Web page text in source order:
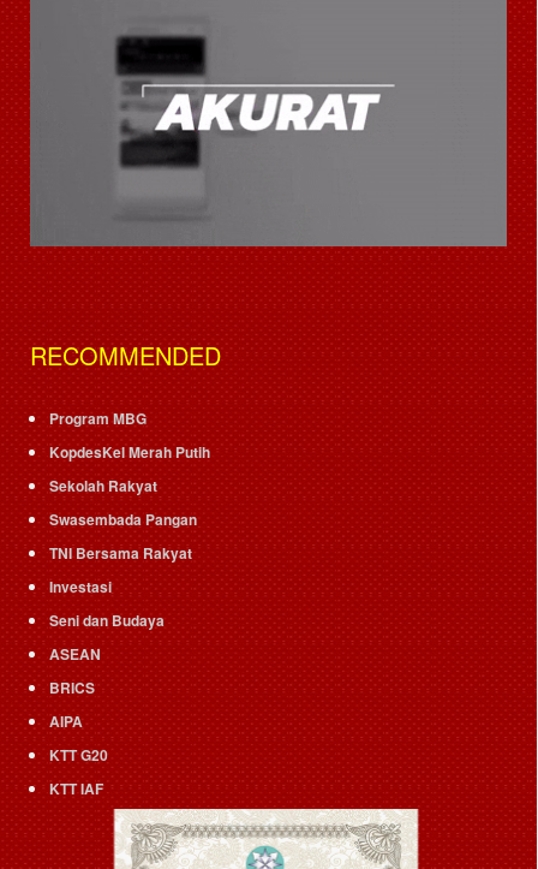
RECOMMENDED
Program MBG
KopdesKel Merah Putih
Sekolah Rakyat
Swasembada Pangan
TNI Bersama Rakyat
Investasi
Seni dan Budaya
ASEAN
BRICS
AIPA
KTT G20
KTT IAF